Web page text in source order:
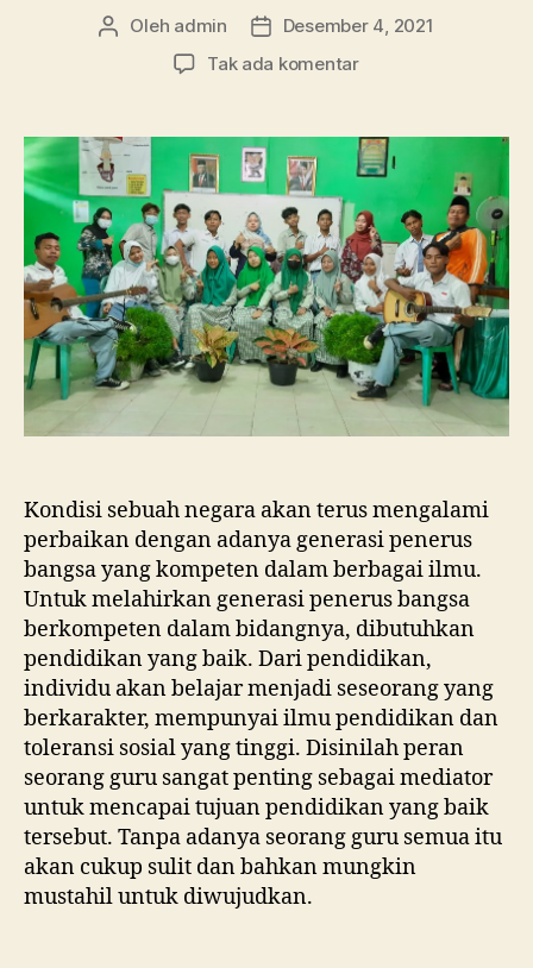
Penulis
Oleh admin
Tanggal
artikel
Desember 4, 2021
Tak ada komentarpada
di
Kelas,
Ma’arif
1
Metro
Membebaskan
Siswa
Berkreasi
dalam
Merayakan
Kondisi sebuah negara akan terus mengalami
perbaikan dengan adanya generasi penerus
bangsa yang kompeten dalam berbagai ilmu.
Untuk melahirkan generasi penerus bangsa
berkompeten dalam bidangnya, dibutuhkan
pendidikan yang baik. Dari pendidikan,
individu akan belajar menjadi seseorang yang
berkarakter, mempunyai ilmu pendidikan dan
toleransi sosial yang tinggi. Disinilah peran
seorang guru sangat penting sebagai mediator
untuk mencapai tujuan pendidikan yang baik
tersebut. Tanpa adanya seorang guru semua itu
akan cukup sulit dan bahkan mungkin
mustahil untuk diwujudkan.